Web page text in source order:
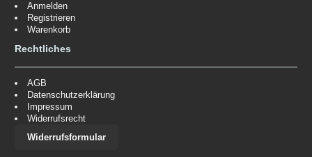
Anmelden
Registrieren
Warenkorb
Rechtliches
AGB
Datenschutzerklärung
Impressum
Widerrufsrecht
Widerrufsformular